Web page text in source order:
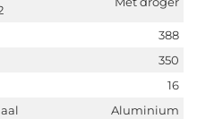
388
350
16
Aluminium